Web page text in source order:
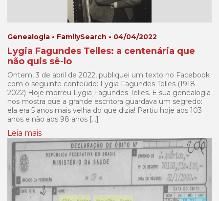
Genealogia • FamilySearch • 04/04/2022
Lygia Fagundes Telles: a centenária que
não quis sê-lo
Ontem, 3 de abril de 2022, publiquei um texto no Facebook
com o seguinte conteúdo: Lygia Fagundes Telles (1918-
2022) Hoje morreu Lygia Fagundes Telles. E sua genealogia
nos mostra que a grande escritora guardava um segredo:
ela era 5 anos mais velha do que dizia! Partiu hoje aos 103
anos e não aos 98 anos […]
Leia mais